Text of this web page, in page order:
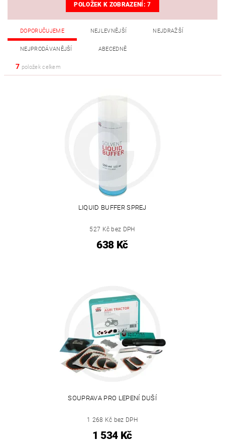
POLOŽEK K ZOBRAZENÍ:7
DOPORUČUJEME NEJLEVNĚJŠÍ NEJDRAŽŠÍ
NEJPRODÁVANĚJŠÍ ABECEDNĚ
7 položek celkem
LIQUID BUFFER SPREJ
527 Kč bez DPH
638 Kč
SOUPRAVA PRO LEPENÍ DUŠÍ
1 268 Kč bez DPH
1 534 Kč